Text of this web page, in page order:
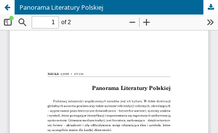
Panorama Literatury Polskiej